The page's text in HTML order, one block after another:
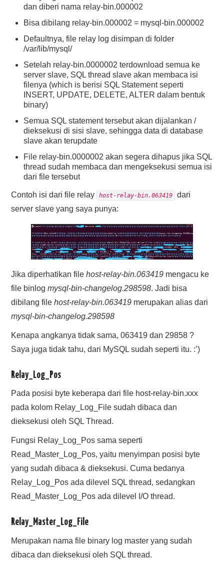
dan diberi nama relay-bin.000002
Bisa dibilang relay-bin.000002 = mysql-bin.000002
Defaultnya, file relay log disimpan di folder
/var/lib/mysql/
Setelah relay-bin.0000002 terdownload semua ke
server slave, SQL thread slave akan membaca isi
filenya (which is berisi SQL Statement seperti
INSERT, UPDATE, DELETE, ALTER dalam bentuk
binary)
Semua SQL statement tersebut akan dijalankan /
dieksekusi di sisi slave, sehingga data di database
slave akan terupdate
File relay-bin.0000002 akan segera dihapus jika SQL
thread sudah membaca dan mengeksekusi semua isi
dari file tersebut
Contoh isi dari file relay host-relay-bin.063419
dari
server slave yang saya punya:
Jika diperhatikan filehost-relay-bin.063419 mengacu ke
file binlogmysql-bin-changelog.298598. Jadi bisa
dibilang filehost-relay-bin.063419 merupakan alias dari
mysql-bin-changelog.298598
Kenapa angkanya tidak sama, 063419 dan 29858 ?
Saya juga tidak tahu, dari MySQL sudah seperti itu. :’)
Relay_Log_Pos
Pada posisi byte keberapa dari file host-relay-bin.xxx
pada kolom Relay_Log_File sudah dibaca dan
dieksekusi oleh SQL Thread.
Fungsi Relay_Log_Pos sama seperti
Read_Master_Log_Pos, yaitu menyimpan posisi byte
yang sudah dibaca & dieksekusi. Cuma bedanya
Relay_Log_Pos ada dilevel SQL thread, sedangkan
Read_Master_Log_Pos ada dilevel I/O thread.
Relay_Master_Log_File
Merupakan nama file binary log master yang sudah
dibaca dan dieksekusi oleh SQL thread.